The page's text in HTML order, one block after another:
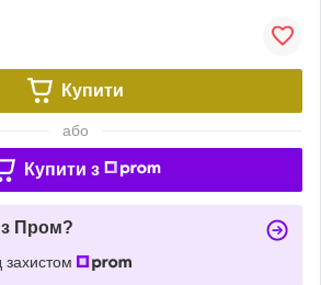
Купити
або
Купити з
з Пром?
захистом